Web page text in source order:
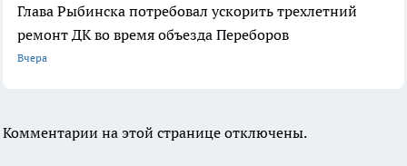
Глава Рыбинска потребовал ускорить трехлетний
ремонт ДК во время объезда Переборов
Вчера
Комментарии на этой странице отключены.